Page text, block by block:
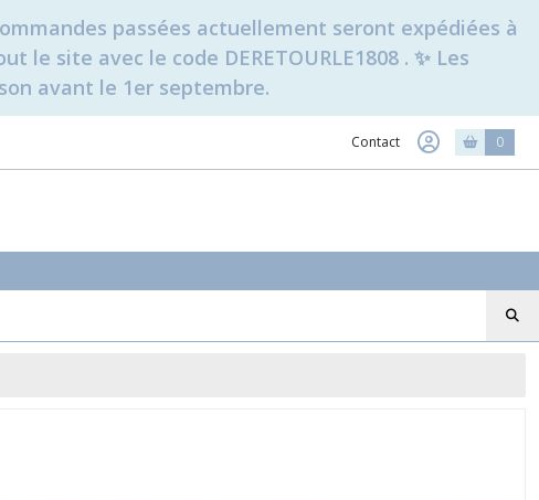
passées actuellement seront expédiées à
site avec le code DERETOURLE1808 . ✨ Les
avant le 1er septembre.
Contact 0